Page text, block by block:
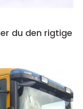
du den rigtige